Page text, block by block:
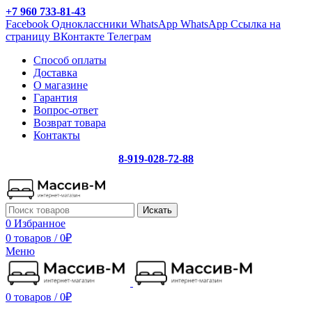
+7 960 733-81-43
Facebook Одноклассники WhatsApp WhatsApp Ссылка на
страницу ВКонтакте Телеграм
Способ оплаты
Доставка
О магазине
Гарантия
Вопрос-ответ
Возврат товара
Контакты
8-919-028-72-88
Искать
0 Избранное
0 товаров / 0₽
Меню
0 товаров / 0₽